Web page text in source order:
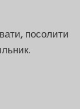
посолити